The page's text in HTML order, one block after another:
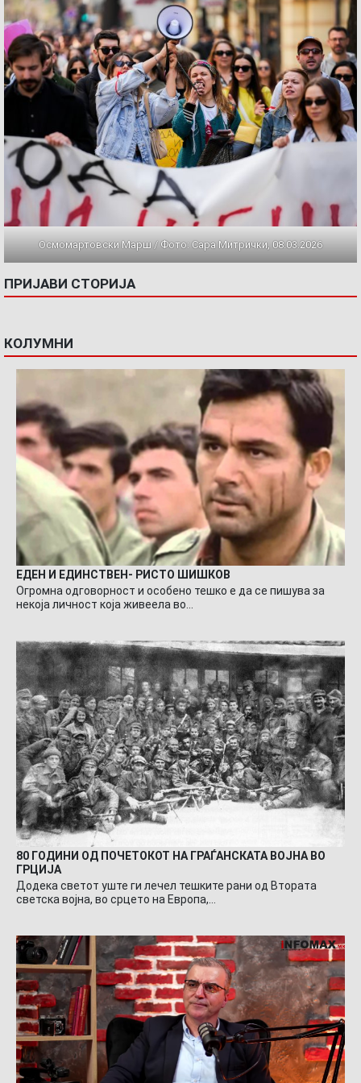
Осмомартовски Марш / Фото: Сара Митрички, 08.03.2026
ПРИЈАВИ СТОРИЈА
КОЛУМНИ
ЕДЕН И ЕДИНСТВЕН- РИСТО ШИШКОВ
Огромна одговорност и особено тешко е да се пишува за
некоја личност која живеела во…
80 ГОДИНИ ОД ПОЧЕТОКОТ НА ГРАЃАНСКАТА ВОЈНА ВО
ГРЦИЈА
Додека светот уште ги лечел тешките рани од Втората
светска војна, во срцето на Европа,…